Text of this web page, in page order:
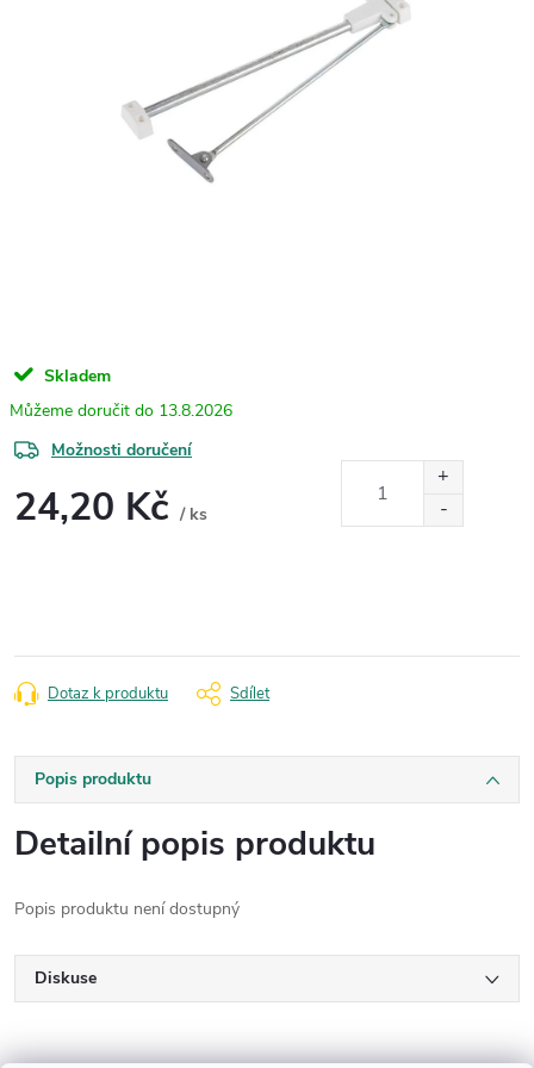
Skladem
13.8.2026
Možnosti doručení
24,20 Kč / ks
Dotaz k produktu Sdílet
Popis produktu
Detailní popis produktu
Popis produktu není dostupný
Diskuse